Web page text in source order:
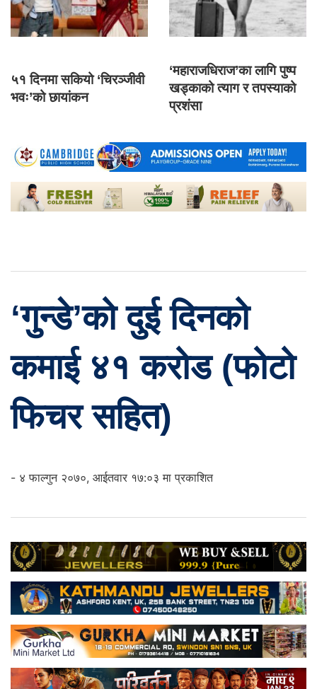
५१ दिनमा सकियो ‘चिरञ्जीवी
भवः’को छायांकन
‘महाराजधिराज’का लागि पुष्प
खड्काको त्याग र तपस्याको
प्रशंसा
‘गुन्डे’को दुई दिनको
कमाई ४१ करोड (फोटो
फिचर सहित)
- ४ फाल्गुन २०७०, आईतवार १७:०३ मा प्रकाशित